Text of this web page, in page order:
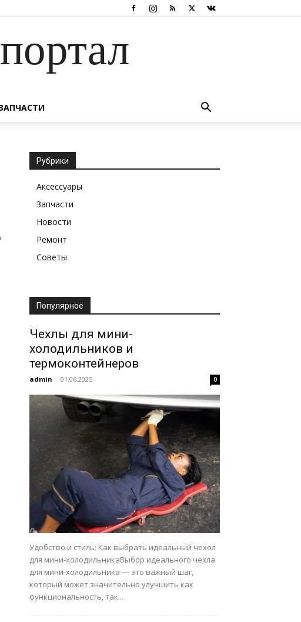
Рубрики
Аксессуары
Запчасти
Новости
Ремонт
Советы
Популярное
Чехлы для мини-
холодильников и
термоконтейнеров
admin - 01.06.2025 0
Удобство и стиль: Как выбрать идеальный чехол
для мини-холодильникаВыбор идеального чехла
для мини-холодильника — это важный шаг,
который может значительно улучшить как
функциональность, так...